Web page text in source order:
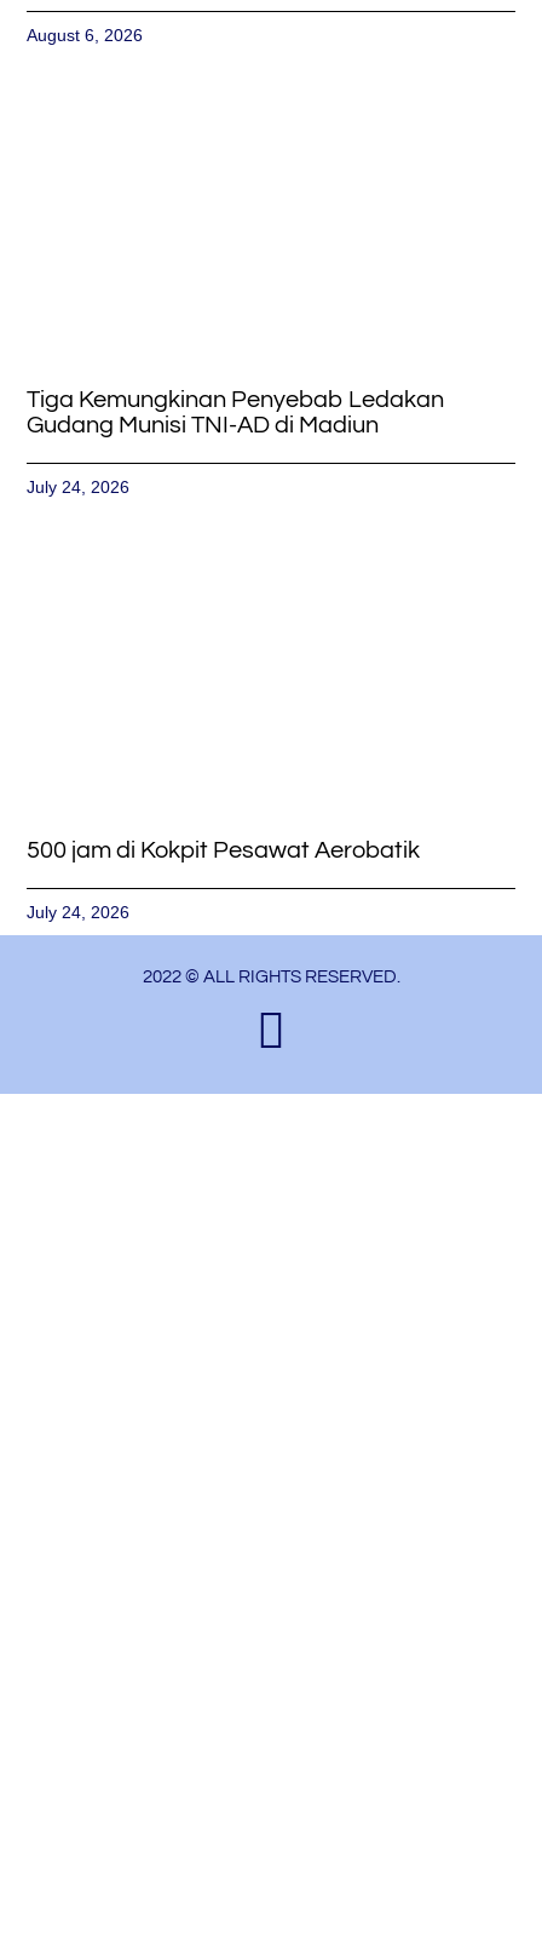
August 6, 2026
Tiga Kemungkinan Penyebab Ledakan
Gudang Munisi TNI-AD di Madiun
July 24, 2026
500 jam di Kokpit Pesawat Aerobatik
July 24, 2026
2022 © ALL RIGHTS RESERVED.